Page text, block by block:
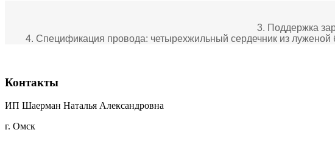
3. Поддержка
4. Спецификация провода: четырехжильный сердечник из
Контакты
ИП Шаерман Наталья Александровна
г. Омск